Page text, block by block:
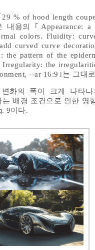
% of hood length
내용의 ｢Appearance:
colors. Fluidity:
curved curve
the pattern of the
the
--ar 16:9｣는 그대
화의 폭이 크게 나타
배경 조건으로 인한
9이다.